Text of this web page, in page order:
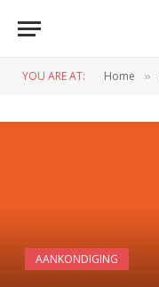
YOU ARE AT: Home »
AANKONDIGING